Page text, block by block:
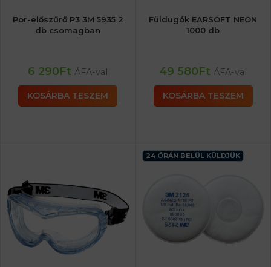
Por-előszűrő P3 3M 5935 2
db csomagban
6 290Ft ÁFA-val
KOSÁRBA TESZEM
Füldugók EARSOFT NEON
1000 db
49 580Ft ÁFA-val
KOSÁRBA TESZEM
24 ÓRÁN BELÜL KÜLDJÜK